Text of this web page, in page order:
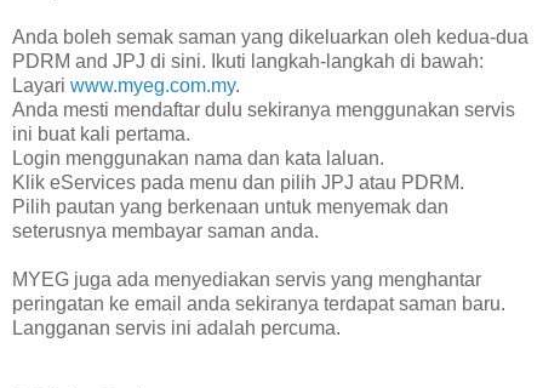
Anda boleh semak saman yang dikeluarkan oleh kedua-dua
PDRM and JPJ di sini. Ikuti langkah-langkah di bawah:
Layari www.myeg.com.my.
Anda mesti mendaftar dulu sekiranya menggunakan servis
ini buat kali pertama.
Login menggunakan nama dan kata laluan.
Klik eServices pada menu dan pilih JPJ atau PDRM.
Pilih pautan yang berkenaan untuk menyemak dan
seterusnya membayar saman anda.
MYEG juga ada menyediakan servis yang menghantar
peringatan ke email anda sekiranya terdapat saman baru.
Langganan servis ini adalah percuma.